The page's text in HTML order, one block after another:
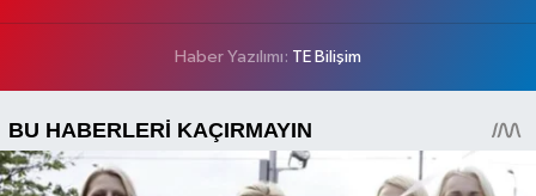
Haber Yazılımı: TE Bilişim